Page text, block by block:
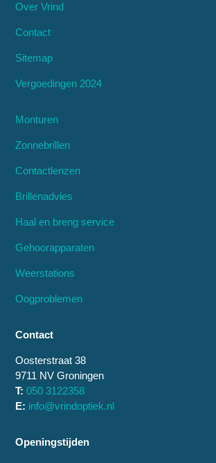
Over Vrind
Contact
Sitemap
Vergoedingen 2024
Monturen
Zonnebrillen
Contactlenzen
Brillenadvies
Haal en breng service
Gehoorapparaten
Weerstations
Oogproblemen
Contact
Oosterstraat 38
9711 NV Groningen
T: 050 3122358
E: info@vrindoptiek.nl
Openingstijden